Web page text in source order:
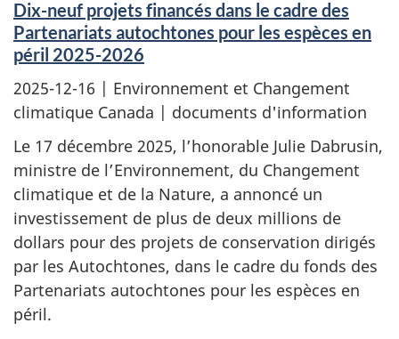
Dix-neuf projets financés dans le cadre des
Partenariats autochtones pour les espèces en
péril 2025-2026
2025-12-16 | Environnement et Changement
climatique Canada | documents d'information
Le 17 décembre 2025, l’honorable Julie Dabrusin,
ministre de l’Environnement, du Changement
climatique et de la Nature, a annoncé un
investissement de plus de deux millions de
dollars pour des projets de conservation dirigés
par les Autochtones, dans le cadre du fonds des
Partenariats autochtones pour les espèces en
péril.